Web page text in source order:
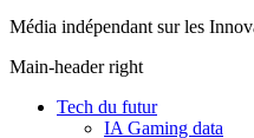
Média indépendant sur les
Main-header right
Tech du futur
IA Gaming data